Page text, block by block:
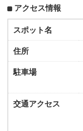
アクセス情報
スポット名
住所
駐車場
交通アクセス